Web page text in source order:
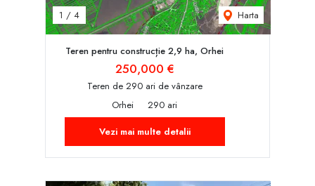
1 / 4 Harta
Teren pentru construcție 2,9 ha, Orhei
250,000 €
Teren de 290 ari de vânzare
Orhei
290 ari
Vezi mai multe detalii